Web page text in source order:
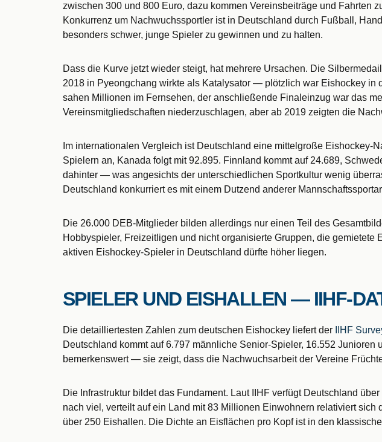
zwischen 300 und 800 Euro, dazu kommen Vereinsbeiträge und Fahrten
Konkurrenz um Nachwuchssportler ist in Deutschland durch Fußball,
besonders schwer, junge Spieler zu gewinnen und zu halten.
Dass die Kurve jetzt wieder steigt, hat mehrere Ursachen. Die
2018 in Pyeongchang wirkte als Katalysator — plötzlich war Eishockey in
sahen Millionen im Fernsehen, der anschließende Finaleinzug war das
Vereinsmitgliedschaften niederzuschlagen, aber ab 2019 zeigten die
Im internationalen Vergleich ist Deutschland eine mittelgroße
Spielern an, Kanada folgt mit 92.895. Finnland kommt auf 24.689,
dahinter — was angesichts der unterschiedlichen Sportkultur wenig
Deutschland konkurriert es mit einem Dutzend anderer
Die 26.000 DEB-Mitglieder bilden allerdings nur einen Teil des
Hobbyspieler, Freizeitligen und nicht organisierte Gruppen, die
aktiven Eishockey-Spieler in Deutschland dürfte höher liegen.
SPIELER UND EISHALLEN — IIHF-
Die detailliertesten Zahlen zum deutschen Eishockey liefert der IIHF
Deutschland kommt auf 6.797 männliche Senior-Spieler, 16.552
bemerkenswert — sie zeigt, dass die Nachwuchsarbeit der Vereine
Die Infrastruktur bildet das Fundament. Laut IIHF verfügt Deutschland
nach viel, verteilt auf ein Land mit 83 Millionen Einwohnern relativiert
über 250 Eishallen. Die Dichte an Eisflächen pro Kopf ist in den